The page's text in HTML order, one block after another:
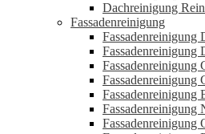
Dachreinigung
Fassadenreinigung
Fassadenreinigung
Fassadenreinigung
Fassadenreinigung
Fassadenreinigung
Fassadenreinigung
Fassadenreinigung
Fassadenreinigung